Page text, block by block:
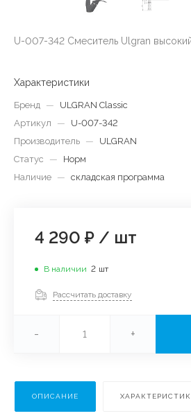
U-007-342 Смеситель Ulgran
Характеристики
Бренд —
ULGRAN Classic
Артикул
—
U-007-342
Производитель —
ULGRAN
Статус
—
Норм
Наличие — складская программа
4 290 ₽ / шт
В наличии 2 шт
Рассчитать доставку
- +
ОПИСАНИЕ